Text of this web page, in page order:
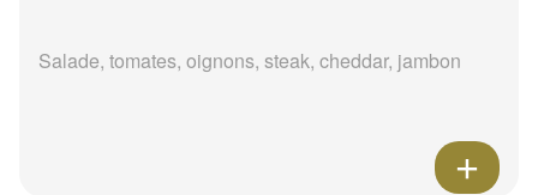
Salade, tomates, oignons, steak, cheddar, jambon